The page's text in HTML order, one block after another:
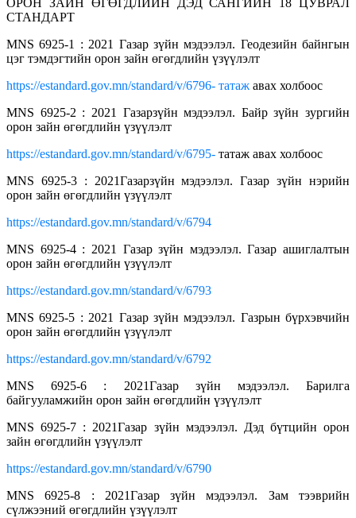
ОРОН ЗАЙН ӨГӨГДЛИЙН ДЭД САНГИЙН 18 ЦУВРАЛ
СТАНДАРТ
MNS 6925-1 : 2021 Газар зүйн мэдээлэл. Геодезийн байнгын
цэг тэмдэгтийн орон зайн өгөгдлийн үзүүлэлт
https://estandard.gov.mn/standard/v/6796- татаж авах холбоос
MNS 6925-2 : 2021 Газарзүйн мэдээлэл. Байр зүйн зургийн
орон зайн өгөгдлийн үзүүлэлт
https://estandard.gov.mn/standard/v/6795- татаж авах холбоос
MNS 6925-3 : 2021Газарзүйн мэдээлэл. Газар зүйн нэрийн
орон зайн өгөгдлийн үзүүлэлт
https://estandard.gov.mn/standard/v/6794
MNS 6925-4 : 2021 Газар зүйн мэдээлэл. Газар ашиглалтын
орон зайн өгөгдлийн үзүүлэлт
https://estandard.gov.mn/standard/v/6793
MNS 6925-5 : 2021 Газар зүйн мэдээлэл. Газрын бүрхэвчийн
орон зайн өгөгдлийн үзүүлэлт
https://estandard.gov.mn/standard/v/6792
MNS 6925-6 : 2021Газар зүйн мэдээлэл. Барилга
байгууламжийн орон зайн өгөгдлийн үзүүлэлт
MNS 6925-7 : 2021Газар зүйн мэдээлэл. Дэд бүтцийн орон
зайн өгөгдлийн үзүүлэлт
https://estandard.gov.mn/standard/v/6790
MNS 6925-8 : 2021Газар зүйн мэдээлэл. Зам тээврийн
сүлжээний өгөгдлийн үзүүлэлт